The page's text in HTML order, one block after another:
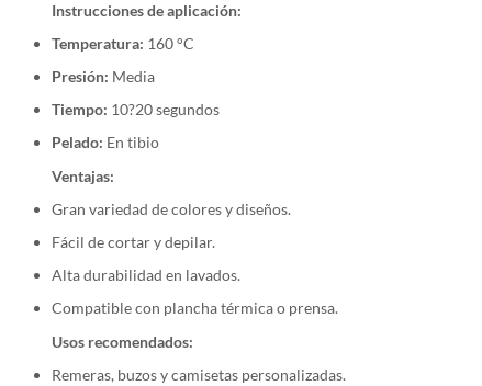
Instrucciones de aplicación:
Temperatura: 160 °C
Presión: Media
Tiempo: 10?20 segundos
Pelado: En tibio
Ventajas:
Gran variedad de colores y diseños.
Fácil de cortar y depilar.
Alta durabilidad en lavados.
Compatible con plancha térmica o prensa.
Usos recomendados:
Remeras, buzos y camisetas personalizadas.